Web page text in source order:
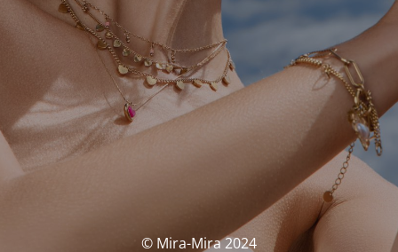
© Mira-Mira 2024